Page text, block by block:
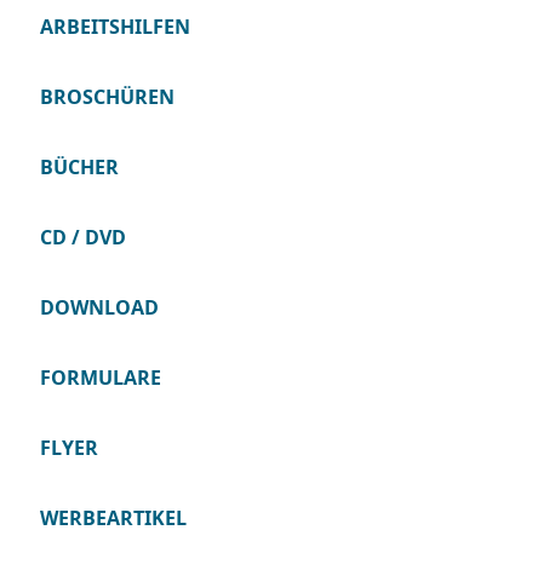
ARBEITSHILFEN
BROSCHÜREN
BÜCHER
CD / DVD
DOWNLOAD
FORMULARE
FLYER
WERBEARTIKEL